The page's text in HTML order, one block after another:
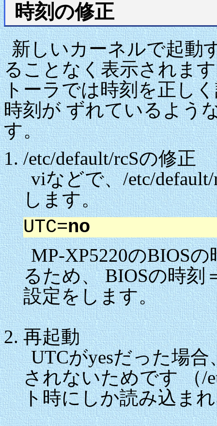
時刻の修正
新しいカーネルで起動
ることなく表示されま
トーラでは時刻を正し
時刻が ずれているよう
す。
/etc/default/rcSの修正
viなどで、/etc/
します。
UTC=no
MP-XP5220のBIOS
るため、 BIOSの時刻
設定をします。
再起動
UTCがyesだった場
されないためです （/
ト時にしか読み込ま